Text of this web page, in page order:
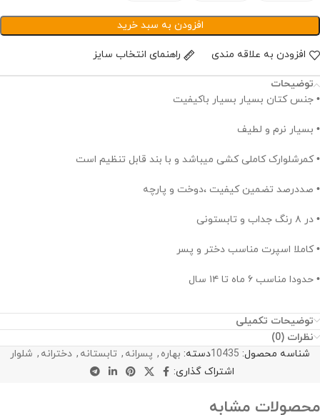
افزودن به سبد خرید
افزودن به علاقه مندی راهنمای انتخاب سایز
توضیحات
• جنس کتان بسیار بسیار باکیفیت
• بسیار نرم و لطیف
• کمرشلوارک کاملی کشی میباشد و با بند قابل تنظیم است
• صددرصد تضمین کیفیت ،دوخت و پارچه
• در ۸ رنگ جداب و تابستونی
• کاملا اسپرت مناسب دختر و پسر
• حدودا مناسب ۶ ماه تا ۱۴ سال
توضیحات تکمیلی
نظرات (0)
شناسه محصول: 10435دسته: بهاره , پسرانه , تابستانه , دخترانه , شلوار
اشتراک گذاری:
محصولات مشابه